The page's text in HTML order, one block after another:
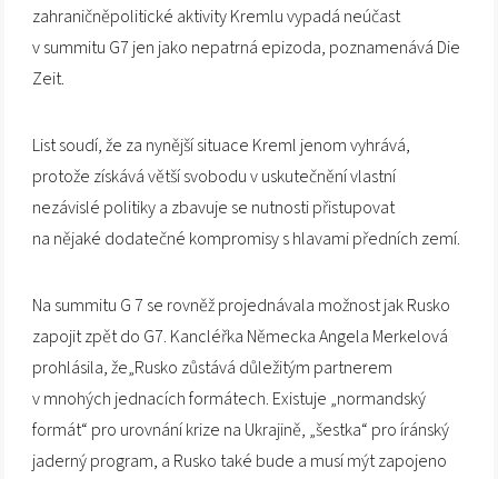
zahraničněpolitické aktivity Kremlu vypadá neúčast
v summitu G7 jen jako nepatrná epizoda, poznamenává Die
Zeit.
List soudí, že za nynější situace Kreml jenom vyhrává,
protože získává větší svobodu v uskutečnění vlastní
nezávislé politiky a zbavuje se nutnosti přistupovat
na nějaké dodatečné kompromisy s hlavami předních zemí.
Na summitu G 7 se rovněž projednávala možnost jak Rusko
zapojit zpět do G7. Kancléřka Německa Angela Merkelová
prohlásila, že„Rusko zůstává důležitým partnerem
v mnohých jednacích formátech. Existuje „normandský
formát“ pro urovnání krize na Ukrajině, „šestka“ pro íránský
jaderný program, a Rusko také bude a musí mýt zapojeno